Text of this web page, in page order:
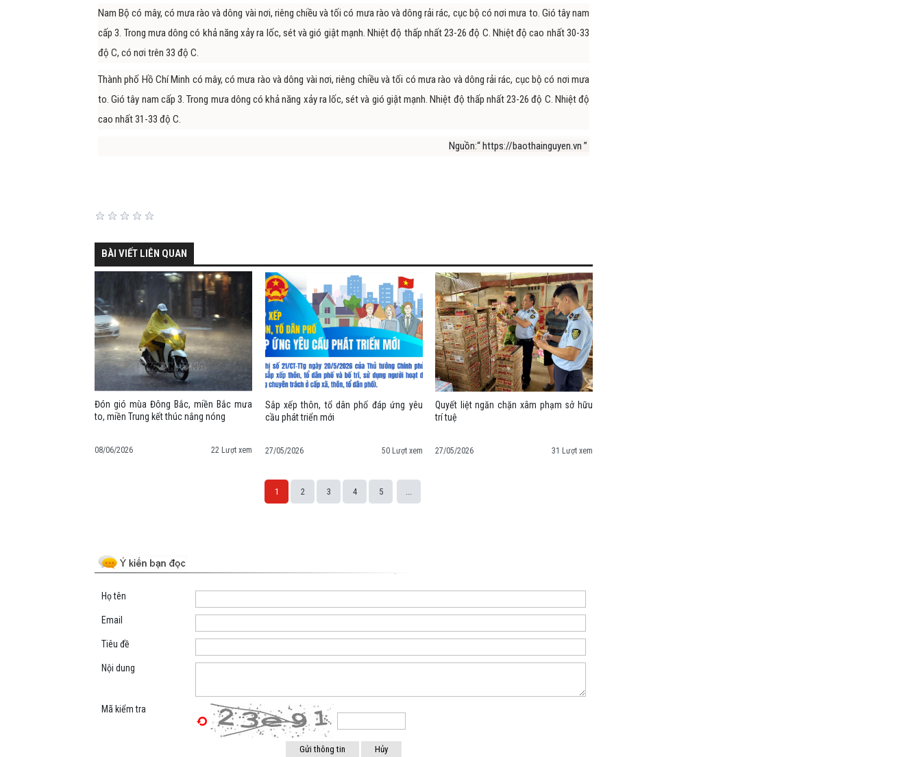
Nam Bộ có mây, có mưa rào và dông vài nơi, riêng chiều và tối có mưa rào và dông rải rác, cục bộ có nơi mưa to. Gió tây nam
cấp 3. Trong mưa dông có khả năng xảy ra lốc, sét và gió giật mạnh. Nhiệt độ thấp nhất 23-26 độ C. Nhiệt độ cao nhất 30-33
độ C, có nơi trên 33 độ C.
Thành phố Hồ Chí Minh có mây, có mưa rào và dông vài nơi, riêng chiều và tối có mưa rào và dông rải rác, cục bộ có nơi mưa
to. Gió tây nam cấp 3. Trong mưa dông có khả năng xảy ra lốc, sét và gió giật mạnh. Nhiệt độ thấp nhất 23-26 độ C. Nhiệt độ
cao nhất 31-33 độ C.
Nguồn:“ https://baothainguyen.vn ”
BÀI VIẾT LIÊN QUAN
Đón gió mùa Đông Bắc, miền Bắc mưa
to, miền Trung kết thúc nắng nóng
08/06/2026 22 Lượt xem
Sắp xếp thôn, tổ dân phố đáp ứng yêu
cầu phát triển mới
27/05/2026 50 Lượt xem
Quyết liệt ngăn chặn xâm phạm sở hữu
trí tuệ
27/05/2026 31 Lượt xem
1 2 3 4 5 ...
Họ tên
Email
Tiêu đề
Nội dung
Mã kiểm tra